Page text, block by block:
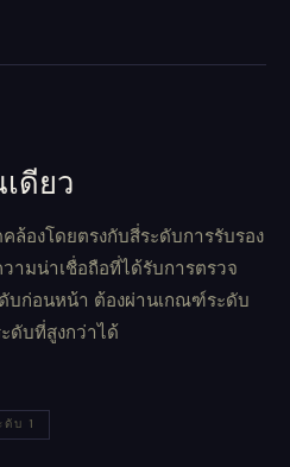
ดียว
ล้องโดยตรงกับสี่ระดับการรับรอง
ามน่าเชื่อถือที่ได้รับการตรวจ
บก่อนหน้า ต้องผ่านเกณฑ์ระดับ
ดับที่สูงกว่าได้
ดับ 1